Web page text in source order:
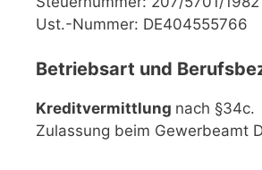
Ust.-Nummer: DE404555766
Betriebsart und
Kreditvermittlung nach §34c.
Zulassung beim Gewerbeamt